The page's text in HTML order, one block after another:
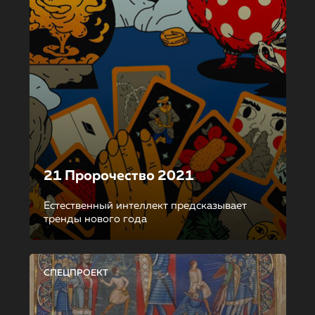
21 Пророчество 2021
Естественный интеллект предсказывает
тренды нового года
СПЕЦПРОЕКТ